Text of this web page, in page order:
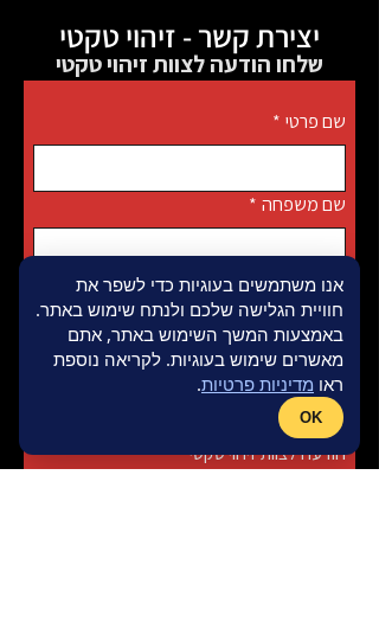
יצירת קשר - זיהוי טקטי
שלחו הודעה לצוות זיהוי טקטי
שם פרטי *
שם משפחה *
אימייל*
טלפון
הודעה לצוות זיהוי טקטי
אנו משתמשים בעוגיות כדי לשפר את
חוויית הגלישה שלכם ולנתח שימוש באתר.
באמצעות המשך השימוש באתר, אתם
מאשרים שימוש בעוגיות. לקריאה נוספת
ראו מדיניות פרטיות.
OK